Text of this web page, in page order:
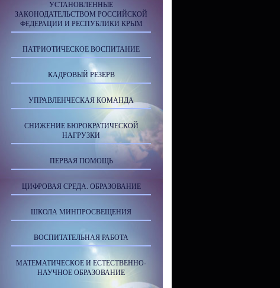
УСТАНОВЛЕННЫЕ
ЗАКОНОДАТЕЛЬСТВОМ РОССИЙСКОЙ
ФЕДЕРАЦИИ И РЕСПУБЛИКИ КРЫМ
ПАТРИОТИЧЕСКОЕ ВОСПИТАНИЕ
КАДРОВЫЙ РЕЗЕРВ
УПРАВЛЕНЧЕСКАЯ КОМАНДА
СНИЖЕНИЕ БЮРОКРАТИЧЕСКОЙ
НАГРУЗКИ
ПЕРВАЯ ПОМОЩЬ
ЦИФРОВАЯ СРЕДА. ОБРАЗОВАНИЕ
ШКОЛА МИНПРОСВЕЩЕНИЯ
ВОСПИТАТЕЛЬНАЯ РАБОТА
МАТЕМАТИЧЕСКОЕ И ЕСТЕСТВЕННО-
НАУЧНОЕ ОБРАЗОВАНИЕ